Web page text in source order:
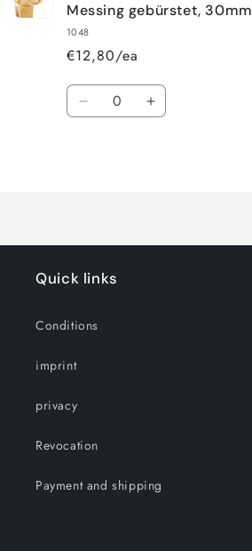
Messing gebürstet, 30mm
1048
€12,80/ea
Quantity
Decrease Increase
Quick links
Conditions
imprint
privacy
Revocation
Payment and shipping